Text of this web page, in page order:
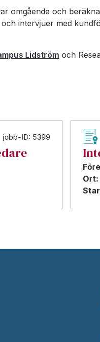
omgående och
intervjuer med
Lidström och
jobb-ID: 5399
Ort: